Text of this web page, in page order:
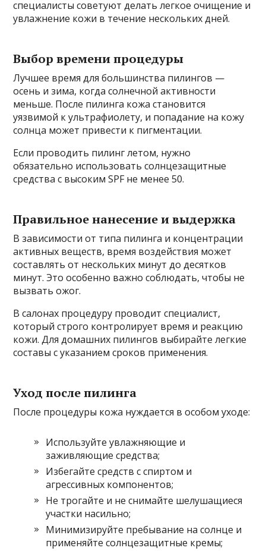
специалисты советуют делать легкое очищение и
увлажнение кожи в течение нескольких дней.
Выбор времени процедуры
Лучшее время для большинства пилингов —
осень и зима, когда солнечной активности
меньше. После пилинга кожа становится
уязвимой к ультрафиолету, и попадание на кожу
солнца может привести к пигментации.
Если проводить пилинг летом, нужно
обязательно использовать солнцезащитные
средства с высоким SPF не менее 50.
Правильное нанесение и выдержка
В зависимости от типа пилинга и концентрации
активных веществ, время воздействия может
составлять от нескольких минут до десятков
минут. Это особенно важно соблюдать, чтобы не
вызвать ожог.
В салонах процедуру проводит специалист,
который строго контролирует время и реакцию
кожи. Для домашних пилингов выбирайте легкие
составы с указанием сроков применения.
Уход после пилинга
После процедуры кожа нуждается в особом уходе:
Используйте увлажняющие и
заживляющие средства;
Избегайте средств с спиртом и
агрессивных компонентов;
Не трогайте и не снимайте шелушащиеся
участки насильно;
Минимизируйте пребывание на солнце и
применяйте солнцезащитные кремы;